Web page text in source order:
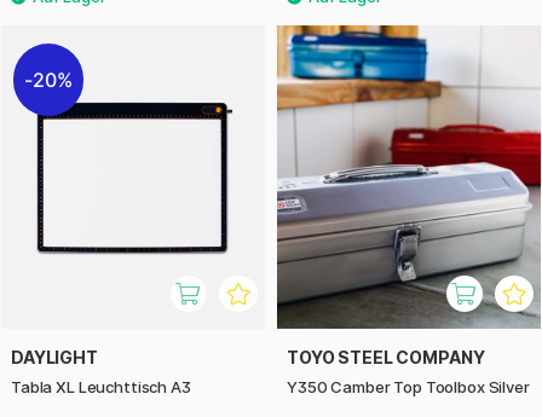
20%
DAYLIGHT
Tabla XL Leuchttisch A3
TOYO STEEL COMPANY
Y350 Camber Top Toolbox Silver